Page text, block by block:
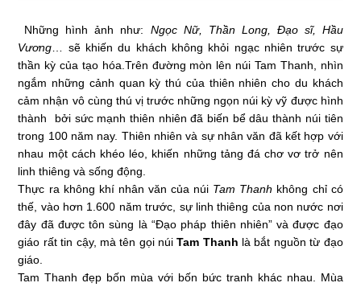
Những hình ảnh như: Ngọc Nữ, Thần Long, Đạo sĩ, Hầu
Vương … sẽ khiến du khách không khỏi ngạc nhiên trước sự
thần kỳ của tạo hóa.Trên đường mòn lên núi Tam Thanh, nhìn
ngắm những cảnh quan kỳ thú của thiên nhiên cho du khách
cảm nhận vô cùng thú vị trước những ngọn núi kỳ vỹ được hình
thành bởi sức mạnh thiên nhiên đã biến bể dâu thành núi tiên
trong 100 năm nay. Thiên nhiên và sự nhân văn đã kết hợp với
nhau một cách khéo léo, khiến những tảng đá chơ vơ trở nên
linh thiêng và sống động.
Thực ra không khí nhân văn của núi Tam Thanh không chỉ có
thế, vào hơn 1.600 năm trước, sự linh thiêng của non nước nơi
đây đã được tôn sùng là “Đạo pháp thiên nhiên” và được đạo
giáo rất tin cậy, mà tên gọi núiTam Thanh là bắt nguồn từ đạo
giáo.
Tam Thanh đẹp bốn mùa với bốn bức tranh khác nhau. Mùa